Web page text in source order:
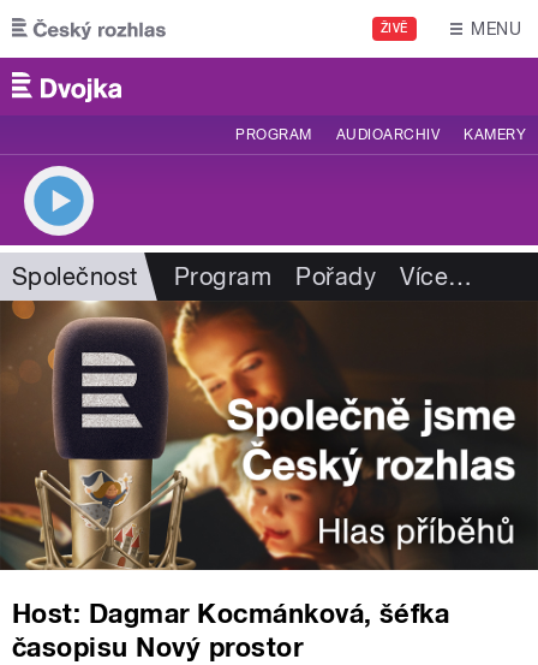
Přejít k hlavnímu obsahu
ŽIVĚ MENU
PROGRAM AUDIOARCHIV KAMERY
Společnost Program Pořady Více…
Host: Dagmar Kocmánková, šéfka
časopisu Nový prostor